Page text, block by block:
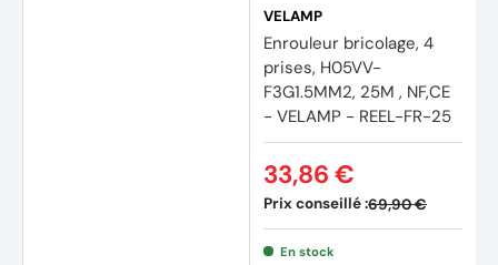
VELAMP
Enrouleur bricolage, 4
prises, H05VV-
F3G1.5MM2, 25M , NF,CE
- VELAMP - REEL-FR-25
Prix conseillé :69,90 €
33,86 €
En stock